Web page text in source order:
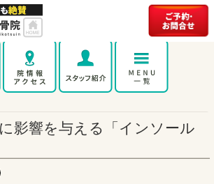
影響を与える「インソール